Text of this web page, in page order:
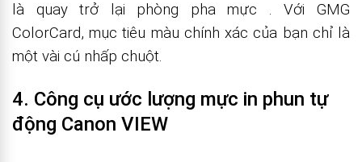
là quay trở lại phòng pha mực . Với GMG
ColorCard, mục tiêu màu chính xác của bạn chỉ là
một vài cú nhấp chuột.
4. Công cụ ước lượng mực in phun tự
động Canon VIEW